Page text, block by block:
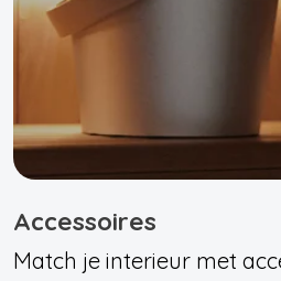
Accessoires
Match je interieur met